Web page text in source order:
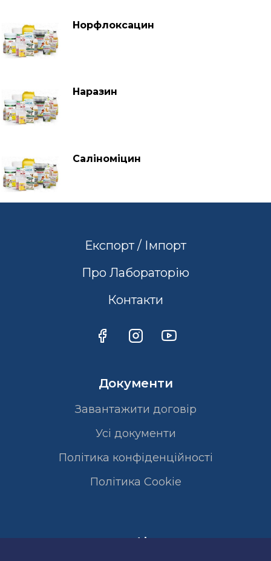
Норфлоксацин
Наразин
Саліноміцин
Експорт / Імпорт
Про Лабораторію
Контакти
Документи
Завантажити договір
Усі документи
Політика конфіденційності
Полiтика Cookie
Сертифікати